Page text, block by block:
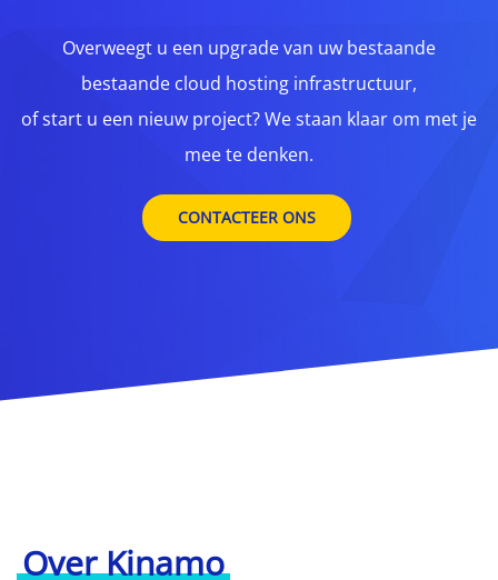
Overweegt u een upgrade van uw bestaande
bestaande cloud hosting infrastructuur,
of start u een nieuw project? We staan klaar om met je
mee te denken.
CONTACTEER ONS
Over Kinamo